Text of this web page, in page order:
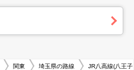
関東 埼玉県の路線 JR八高線(八王